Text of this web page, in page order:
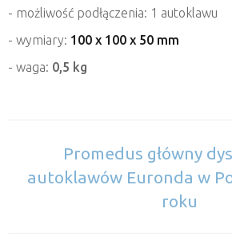
- możliwość podłączenia: 1 autoklawu
- wymiary: 100 x 100 x 50 mm
- waga: 0,5 kg
Promedus główny
autoklawów Euronda w
roku